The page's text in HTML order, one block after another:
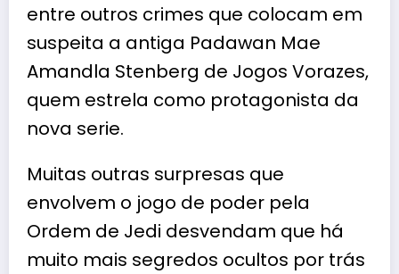
entre outros crimes que colocam em
suspeita a antiga Padawan Mae
Amandla Stenberg de Jogos Vorazes,
quem estrela como protagonista da
nova serie.
Muitas outras surpresas que
envolvem o jogo de poder pela
Ordem de Jedi desvendam que há
muito mais segredos ocultos por trás